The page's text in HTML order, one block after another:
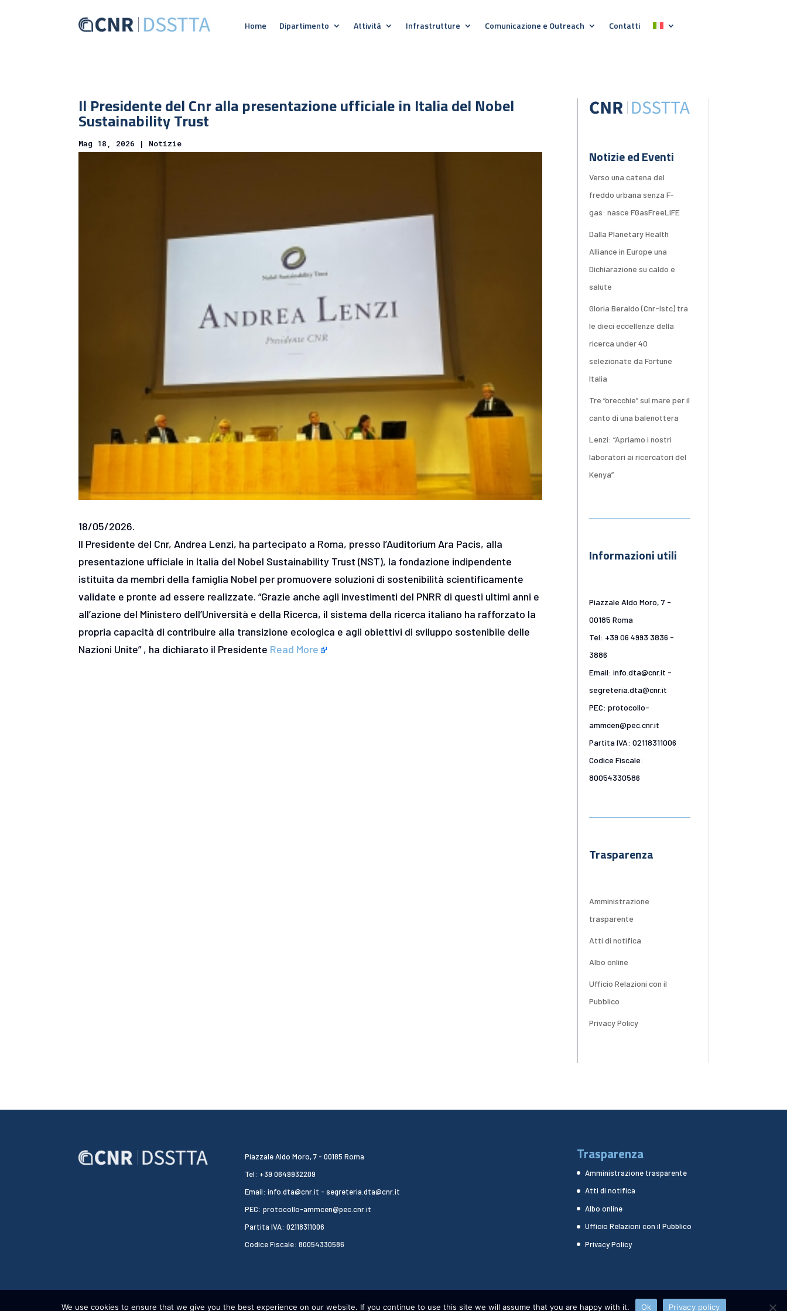
Home Dipartimento Attività Infrastrutture Comunicazione e Outreach Contatti
Il Presidente del Cnr alla presentazione ufficiale in Italia del Nobel
Sustainability Trust
Mag 18, 2026 | Notizie
18/05/2026.
Il Presidente del Cnr, Andrea Lenzi, ha partecipato a Roma, presso l’Auditorium Ara Pacis, alla
presentazione ufficiale in Italia del Nobel Sustainability Trust (NST), la fondazione indipendente
istituita da membri della famiglia Nobel per promuovere soluzioni di sostenibilità scientificamente
validate e pronte ad essere realizzate. “Grazie anche agli investimenti del PNRR di questi ultimi anni e
all’azione del Ministero dell’Università e della Ricerca, il sistema della ricerca italiano ha rafforzato la
propria capacità di contribuire alla transizione ecologica e agli obiettivi di sviluppo sostenibile delle
Nazioni Unite” , ha dichiarato il Presidente Read More
Notizie ed Eventi
Verso una catena del
freddo urbana senza F-
gas: nasce FGasFreeLIFE
Dalla Planetary Health
Alliance in Europe una
Dichiarazione su caldo e
salute
Gloria Beraldo (Cnr-Istc) tra
le dieci eccellenze della
ricerca under 40
selezionate da Fortune
Italia
Tre “orecchie” sul mare per il
canto di una balenottera
Lenzi: “Apriamo i nostri
laboratori ai ricercatori del
Kenya”
Informazioni utili
Piazzale Aldo Moro, 7 -
00185 Roma
Tel: +39 06 4993 3836 -
3886
Email: info.dta@cnr.it -
segreteria.dta@cnr.it
PEC: protocollo-
ammcen@pec.cnr.it
Partita IVA: 02118311006
Codice Fiscale:
80054330586
Trasparenza
Amministrazione
trasparente
Atti di notifica
Albo online
Ufficio Relazioni con il
Pubblico
Privacy Policy
Piazzale Aldo Moro, 7 - 00185 Roma
Tel: +39 0649932209
Email: info.dta@cnr.it - segreteria.dta@cnr.it
PEC: protocollo-ammcen@pec.cnr.it
Partita IVA: 02118311006
Codice Fiscale: 80054330586
Trasparenza
Amministrazione trasparente
Atti di notifica
Albo online
Ufficio Relazioni con il Pubblico
Privacy Policy
CNR DSSTTA 2024 - WEBDESIGN:HEAP DESIGN
We use cookies to ensure that we give you the best experience on our website. If you continue to use this site we will assume that you are happy with it. Ok Privacy policy